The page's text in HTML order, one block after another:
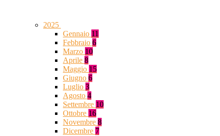
2025
Gennaio 11
Febbraio 6
Marzo 10
Aprile 8
Maggio 15
Giugno 6
Luglio 3
Agosto 4
Settembre 10
Ottobre 16
Novembre 8
Dicembre 7